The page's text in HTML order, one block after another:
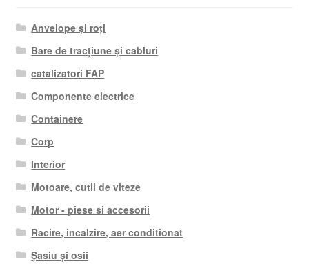
Anvelope și roți
Bare de tracțiune și cabluri
catalizatori FAP
Componente electrice
Containere
Corp
Interior
Motoare, cutii de viteze
Motor - piese si accesorii
Racire, incalzire, aer conditionat
Șasiu și osii